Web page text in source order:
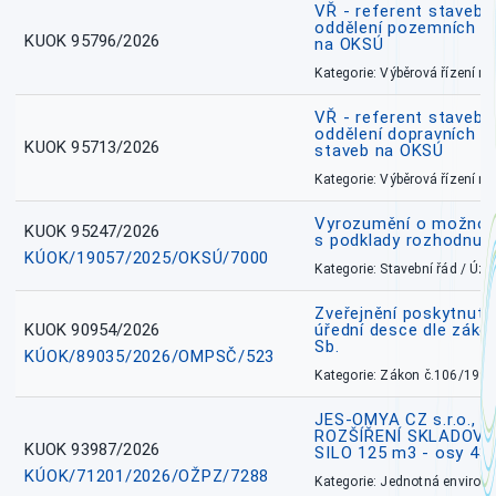
KUOK 95796/2026
VŘ - referent
oddělení pozemních
na OKSÚ
Kategorie: Výběrová řízení
KUOK 95713/2026
VŘ - referent
oddělení dopravních
staveb na OKSÚ
Kategorie: Výběrová řízení
KUOK 95247/2026
KÚOK/19057/2025/OKSÚ/7000
Vyrozumění o
s podklady rozhodnutí
Kategorie: Stavební řád /
KUOK 90954/2026
KÚOK/89035/2026/OMPSČ/523
Zveřejnění
úřední desce dle
Sb.
Kategorie: Zákon č.106/1999
KUOK 93987/2026
KÚOK/71201/2026/OŽPZ/7288
JES-OMYA CZ s.r.o.,
ROZŠÍŘENÍ
SILO 125 m3 - osy
Kategorie: Jednotná